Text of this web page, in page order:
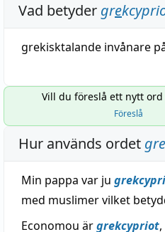
Vad betyder gre
grekisktalande invånare
Vill du föreslå ett nytt
Föreslå
Hur används ordet
Min pappa var ju
med muslimer vilket
Economou ärgrekcypriot